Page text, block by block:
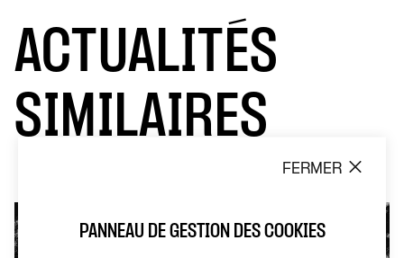
ACTUALITÉS
SIMILAIRES
FERMER
PANNEAU DE GESTION DES COOKIES